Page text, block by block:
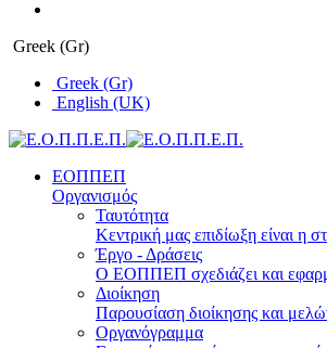
Greek (Gr)
Greek (Gr)
English (UK)
ΕΟΠΠΕΠ
Οργανισμός
Ταυτότητα
Κεντρική μας επιδίωξη είναι η
Έργο - Δράσεις
Ο ΕΟΠΠΕΠ σχεδιάζει και
Διοίκηση
Παρουσίαση διοίκησης και
Οργανόγραμμα